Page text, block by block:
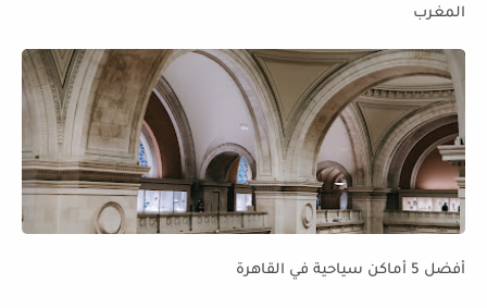
المغرب
أفضل 5 أماكن سياحية في القاهرة